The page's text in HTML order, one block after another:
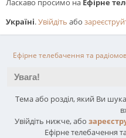
Ласкаво просимо на Ефірне
Україні.Увійдіть або
Ефірне телебачення та
Увага!
Тема або розділ, який Ви
Увійдіть нижче, або
Ефірне телебачення